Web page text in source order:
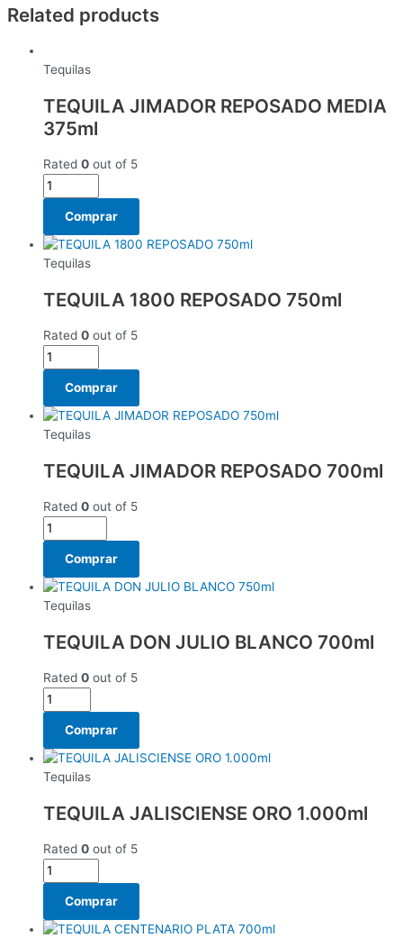
Related products
Tequilas
TEQUILA JIMADOR REPOSADO MEDIA
375ml
Rated 0 out of 5
Comprar
Tequilas
TEQUILA 1800 REPOSADO 750ml
Rated 0 out of 5
Comprar
Tequilas
TEQUILA JIMADOR REPOSADO 700ml
Rated 0 out of 5
Comprar
Tequilas
TEQUILA DON JULIO BLANCO 700ml
Rated 0 out of 5
Comprar
Tequilas
TEQUILA JALISCIENSE ORO 1.000ml
Rated 0 out of 5
Comprar